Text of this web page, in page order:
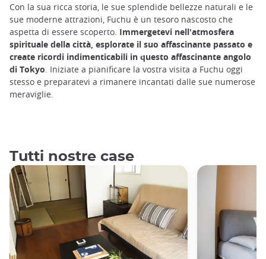
Con la sua ricca storia, le sue splendide bellezze naturali e le
sue moderne attrazioni, Fuchu è un tesoro nascosto che
aspetta di essere scoperto. Immergetevi nell'atmosfera
spirituale della città, esplorate il suo affascinante passato e
create ricordi indimenticabili in questo affascinante angolo
di Tokyo. Iniziate a pianificare la vostra visita a Fuchu oggi
stesso e preparatevi a rimanere incantati dalle sue numerose
meraviglie.
Tutti nostre case